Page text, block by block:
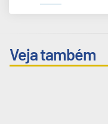
Veja também